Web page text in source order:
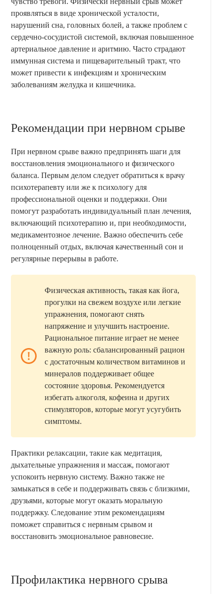
проявляться в виде хронической усталости,
нарушений сна, головных болей, а также проблем с
сердечно-сосудистой системой, включая повышенное
артериальное давление и аритмию. Часто страдают
иммунная система и пищеварительный тракт, что
может привести к инфекциям и хроническим
заболеваниям желудка и кишечника.
Рекомендации при нервном срыве
При нервном срыве важно предпринять шаги для
восстановления эмоционального и физического
баланса. Первым делом следует обратиться к врачу
психотерапевту или же к психологу для
профессиональной оценки и поддержки. Они
помогут разработать индивидуальный план лечения,
включающий психотерапию и, при необходимости,
медикаментозное лечение. Важно обеспечить себе
полноценный отдых, включая качественный сон и
регулярные перерывы в работе.
Физическая активность, такая как йога,
прогулки на свежем воздухе или легкие
упражнения, помогают снять
напряжение и улучшить настроение.
Рациональное питание играет не менее
важную роль: сбалансированный рацион
с достаточным количеством витаминов и
минералов поддерживает общее
состояние здоровья. Рекомендуется
избегать алкоголя, кофеина и других
стимуляторов, которые могут усугубить
симптомы.
Практики релаксации, такие как медитация,
дыхательные упражнения и массаж, помогают
успокоить нервную систему. Важно также не
замыкаться в себе и поддерживать связь с близкими,
друзьями, которые могут оказать моральную
поддержку. Следование этим рекомендациям
поможет справиться с нервным срывом и
восстановить эмоциональное равновесие.
Профилактика нервного срыва